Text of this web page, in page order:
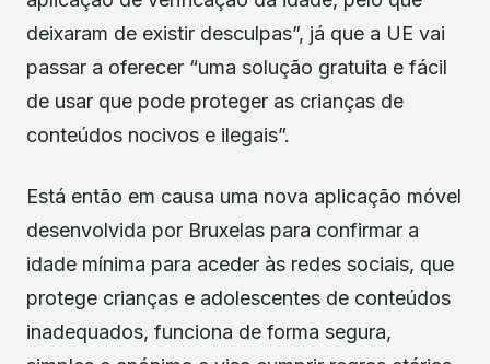
deixaram de existir desculpas”, já que a UE vai
passar a oferecer “uma solução gratuita e fácil
de usar que pode proteger as crianças de
conteúdos nocivos e ilegais”.
Está então em causa uma nova aplicação móvel
desenvolvida por Bruxelas para confirmar a
idade mínima para aceder às redes sociais, que
protege crianças e adolescentes de conteúdos
inadequados, funciona de forma segura,